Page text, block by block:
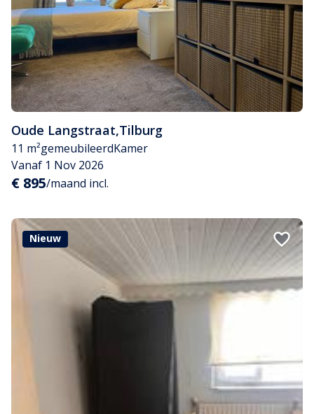
Oude Langstraat,Tilburg
11 m²gemeubileerdKamer
Vanaf 1 Nov 2026
€ 895/maand incl.
Nieuw